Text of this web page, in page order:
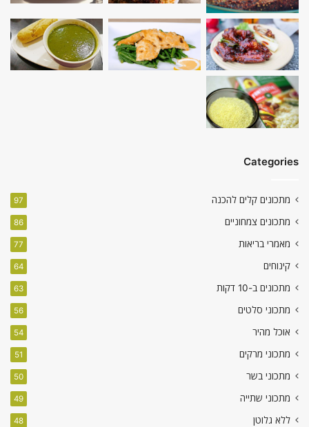
Categories
מתכונים קלים להכנה 97
מתכונים צמחוניים 86
מאמרי בריאות 77
קינוחים 64
מתכונים ב-10 דקות 63
מתכוני סלטים 56
אוכל מהיר 54
מתכוני מרקים 51
מתכוני בשר 50
מתכוני שתייה 49
ללא גלוטן 48